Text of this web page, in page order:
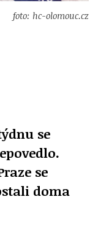
foto: hc-olomouc.cz
se
se
doma